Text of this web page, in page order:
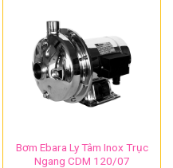
Bơm Ebara Ly Tâm Inox Trục
Ngang CDM 120/07